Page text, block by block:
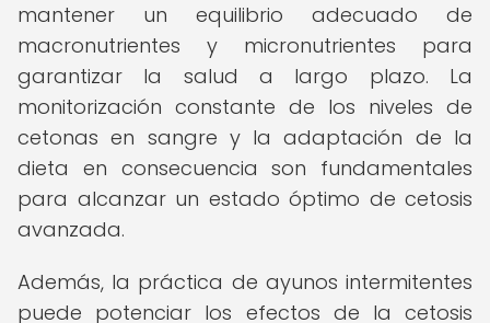
mantener un equilibrio adecuado de
macronutrientes y micronutrientes para
garantizar la salud a largo plazo. La
monitorización constante de los niveles de
cetonas en sangre y la adaptación de la
dieta en consecuencia son fundamentales
para alcanzar un estado óptimo de cetosis
avanzada.
Además, la práctica de ayunos intermitentes
puede potenciar los efectos de la cetosis